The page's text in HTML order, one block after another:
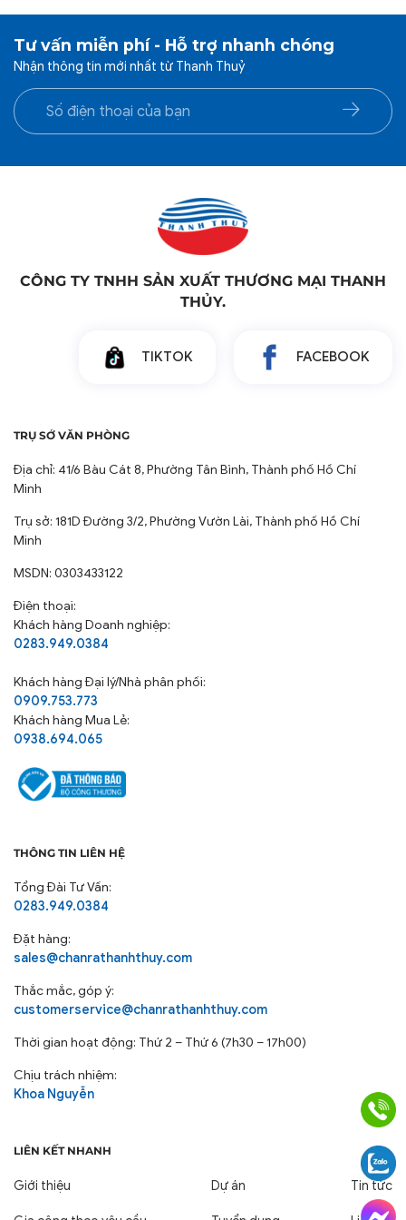
với nhiều lựa chọn chất liệu cao cấp, tối ưu hóa sự
thoải mái và độ bền:
Polyester: Bền bỉ, chống nhăn, dễ vệ sinh và nhanh
khô – lý tưởng cho tần suất sử dụng và giặt tẩy
cao.
Nỉ: Cung cấp sự ấm áp và mềm mại cho những
Tỉ lệ chất liệu theo yêu cầu: Chăn Ra Thanh Thủy
linh hoạt pha trộn các loại sợi theo tỉ lệ phần trăm
cụ thể để tối ưu hóa đặc tính sản phẩm, cân bằng
Đảm bảo Vệ Sinh: Vỏ nệm dễ dàng tháo rời để vệ
sinh, giúp duy trì môi trường ngủ luôn sạch sẽ và an
Đặt May Nệm Bông Ép Gấp
Theo Yêu Cầu Cùng Chăn Ra
Thanh Thủy
Chăn Ra Thanh Thủy cung cấp dịch vụ đặt may Nệm
Bông Ép Gấp Trường Học - Ký Túc Xá theo yêu cầu về
kích thước, độ dày, màu sắc và chất liệu vỏ, thậm chí là
thêu/in logo của trường. Điều này giúp các cơ sở giáo
dục tạo nên sự đồng bộ, chuyên nghiệp và khẳng định
bản sắc riêng biệt.
Tư vấn miễn phí - Hỗ trợ nhanh chóng
Nhận thông tin mới nhất từ Thanh Thuỷ
CÔNG TY TNHH SẢN XUẤT THƯƠNG MẠI THANH
THỦY.
TIKTOK FACEBOOK
TRỤ SỞ VĂN PHÒNG
Địa chỉ: 41/6 Bàu Cát 8, Phường Tân Bình, Thành phố Hồ Chí
Minh
Trụ sở: 181D Đường 3/2, Phường Vườn Lài, Thành phố Hồ Chí
Minh
MSDN: 0303433122
Điện thoại:
Khách hàng Doanh nghiệp:
0283.949.0384
Khách hàngĐại lý/Nhà phân phối:
0909.753.773
Khách hàng Mua Lẻ:
0938.694.065
THÔNG TIN LIÊN HỆ
Tổng Đài Tư Vấn:
0283.949.0384
Đặt hàng:
sales@chanrathanhthuy.com
Thắc mắc, góp ý:
customerservice@chanrathanhthuy.com
Thời gian hoạt động: Thứ 2 – Thứ 6 (7h30 – 17h00)
Chịu trách nhiệm:
Khoa Nguyễn
LIÊN KẾT NHANH
Giới thiệu Dự án Tin tức